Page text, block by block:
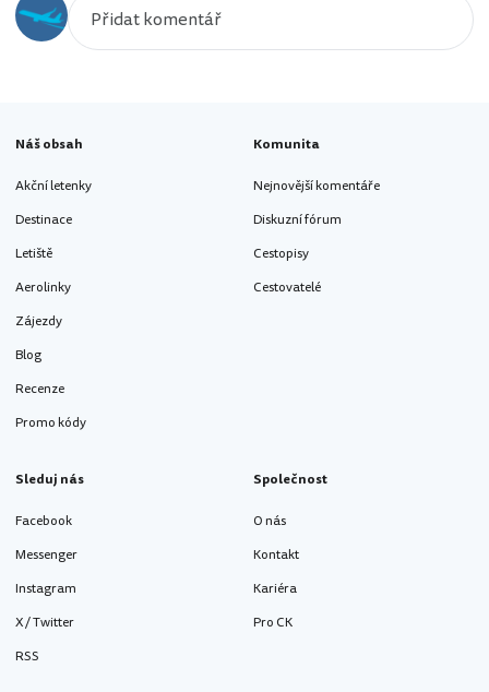
Náš obsah
Akční letenky
Destinace
Letiště
Aerolinky
Zájezdy
Blog
Recenze
Promo kódy
Komunita
Nejnovější komentáře
Diskuzní fórum
Cestopisy
Cestovatelé
Sleduj nás
Facebook
Messenger
Instagram
X / Twitter
RSS
Společnost
O nás
Kontakt
Kariéra
Pro CK